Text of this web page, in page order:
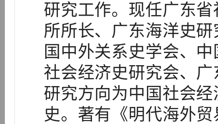
研究工作。现任广东
所所长、广东海洋史
国中外关系史学会、
社会经济史研究会、
研究方向为中国社会
史。著有《明代海外